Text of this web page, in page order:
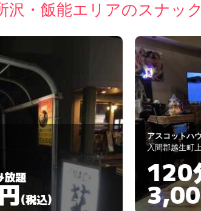
沢・飯能エリアのスナック
アスコットハウス
入間郡越生町上野527-8
120分飲み放題
3,000円